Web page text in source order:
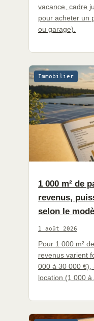
vacance, cadre
pour acheter un
ou garage).
Immobilier
1 000 m² de
revenus,
selon le
1 août 2026
Pour 1 000 m²
revenus varient
000 à 30 000 €),
location (1 000